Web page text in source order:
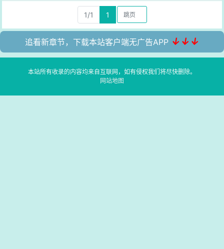
1/1 1
追看新章节，下载本站客户端无广告APP ↓↓↓
本站所有收录的内容均来自互联网，如有侵权我们将尽快删除。
网站地图